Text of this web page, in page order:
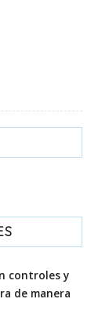
controles y
de manera